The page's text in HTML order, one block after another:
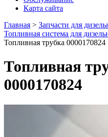
Карта сайта
Главная > Запчасти для
Топливная система для
Топливная трубка 0000170824
Топливная
0000170824